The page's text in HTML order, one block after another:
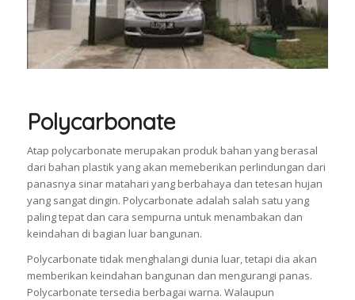
Polycarbonate
Atap polycarbonate merupakan produk bahan yang berasal
dari bahan plastik yang akan memeberikan perlindungan dari
panasnya sinar matahari yang berbahaya dan tetesan hujan
yang sangat dingin. Polycarbonate adalah salah satu yang
paling tepat dan cara sempurna untuk menambakan dan
keindahan di bagian luar bangunan.
Polycarbonate tidak menghalangi dunia luar, tetapi dia akan
memberikan keindahan bangunan dan mengurangi panas.
Polycarbonate tersedia berbagai warna. Walaupun